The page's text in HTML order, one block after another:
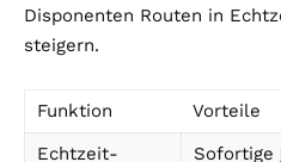
Disponenten Routen in
steigern.
Funktion
Vorteile
Echtzeit-
Sofortige